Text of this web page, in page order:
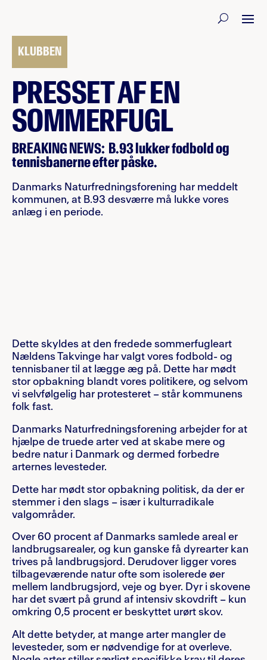
KLUBBEN
PRESSET AF EN
SOMMERFUGL
BREAKING NEWS: B.93 lukker fodbold og
tennisbanerne efter påske.
Danmarks Naturfredningsforening har meddelt
kommunen, at B.93 desværre må lukke vores
anlæg i en periode.
Dette skyldes at den fredede sommerfugleart
Nældens Takvinge har valgt vores fodbold- og
tennisbaner til at lægge æg på. Dette har mødt
stor opbakning blandt vores politikere, og selvom
vi selvfølgelig har protesteret – står kommunens
folk fast.
Danmarks Naturfredningsforening arbejder for at
hjælpe de truede arter ved at skabe mere og
bedre natur i Danmark og dermed forbedre
arternes levesteder.
Dette har mødt stor opbakning politisk, da der er
stemmer i den slags – især i kulturradikale
valgområder.
Over 60 procent af Danmarks samlede areal er
landbrugsarealer, og kun ganske få dyrearter kan
trives på landbrugsjord. Derudover ligger vores
tilbageværende natur ofte som isolerede øer
mellem landbrugsjord, veje og byer. Dyr i skovene
har det svært på grund af intensiv skovdrift – kun
omkring 0,5 procent er beskyttet urørt skov.
Alt dette betyder, at mange arter mangler de
levesteder, som er nødvendige for at overleve.